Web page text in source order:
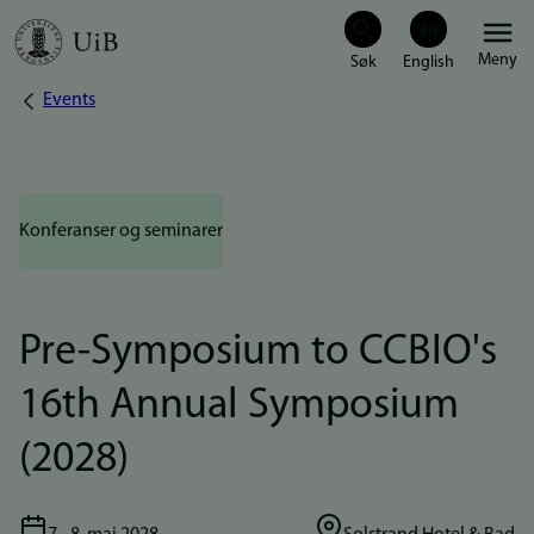
Hopp
Meny
Navigasjonssti
Events
Konferanser og seminarer
Pre-Symposium to CCBIO's
16th Annual Symposium
(2028)